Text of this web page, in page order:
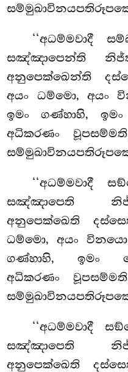
‘‘අධම්මවාදී
සඤ්ඤාපෙන්ති
අනුපෙක්ඛෙන්ති
අයං ධම්මො, අයං
ඉමං ගණ්හාහි,
අධිකරණං
‘‘අධම්මවාදී
සඤ්ඤාපෙති
අනුපෙක්ඛෙති
ධම්මො, අයං විනයො,
ගණ්හාහි, ඉමං
අධිකරණං
‘‘අධම්මවාදී
සඤ්ඤාපෙති
අනුපෙක්ඛෙති